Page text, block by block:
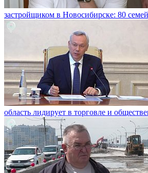
застройщиком в Новосибирске: 80
область лидирует в торговле и